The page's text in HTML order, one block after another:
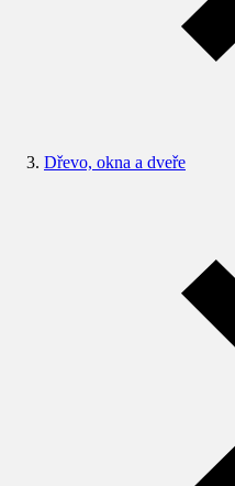
Dřevo, okna a dveře